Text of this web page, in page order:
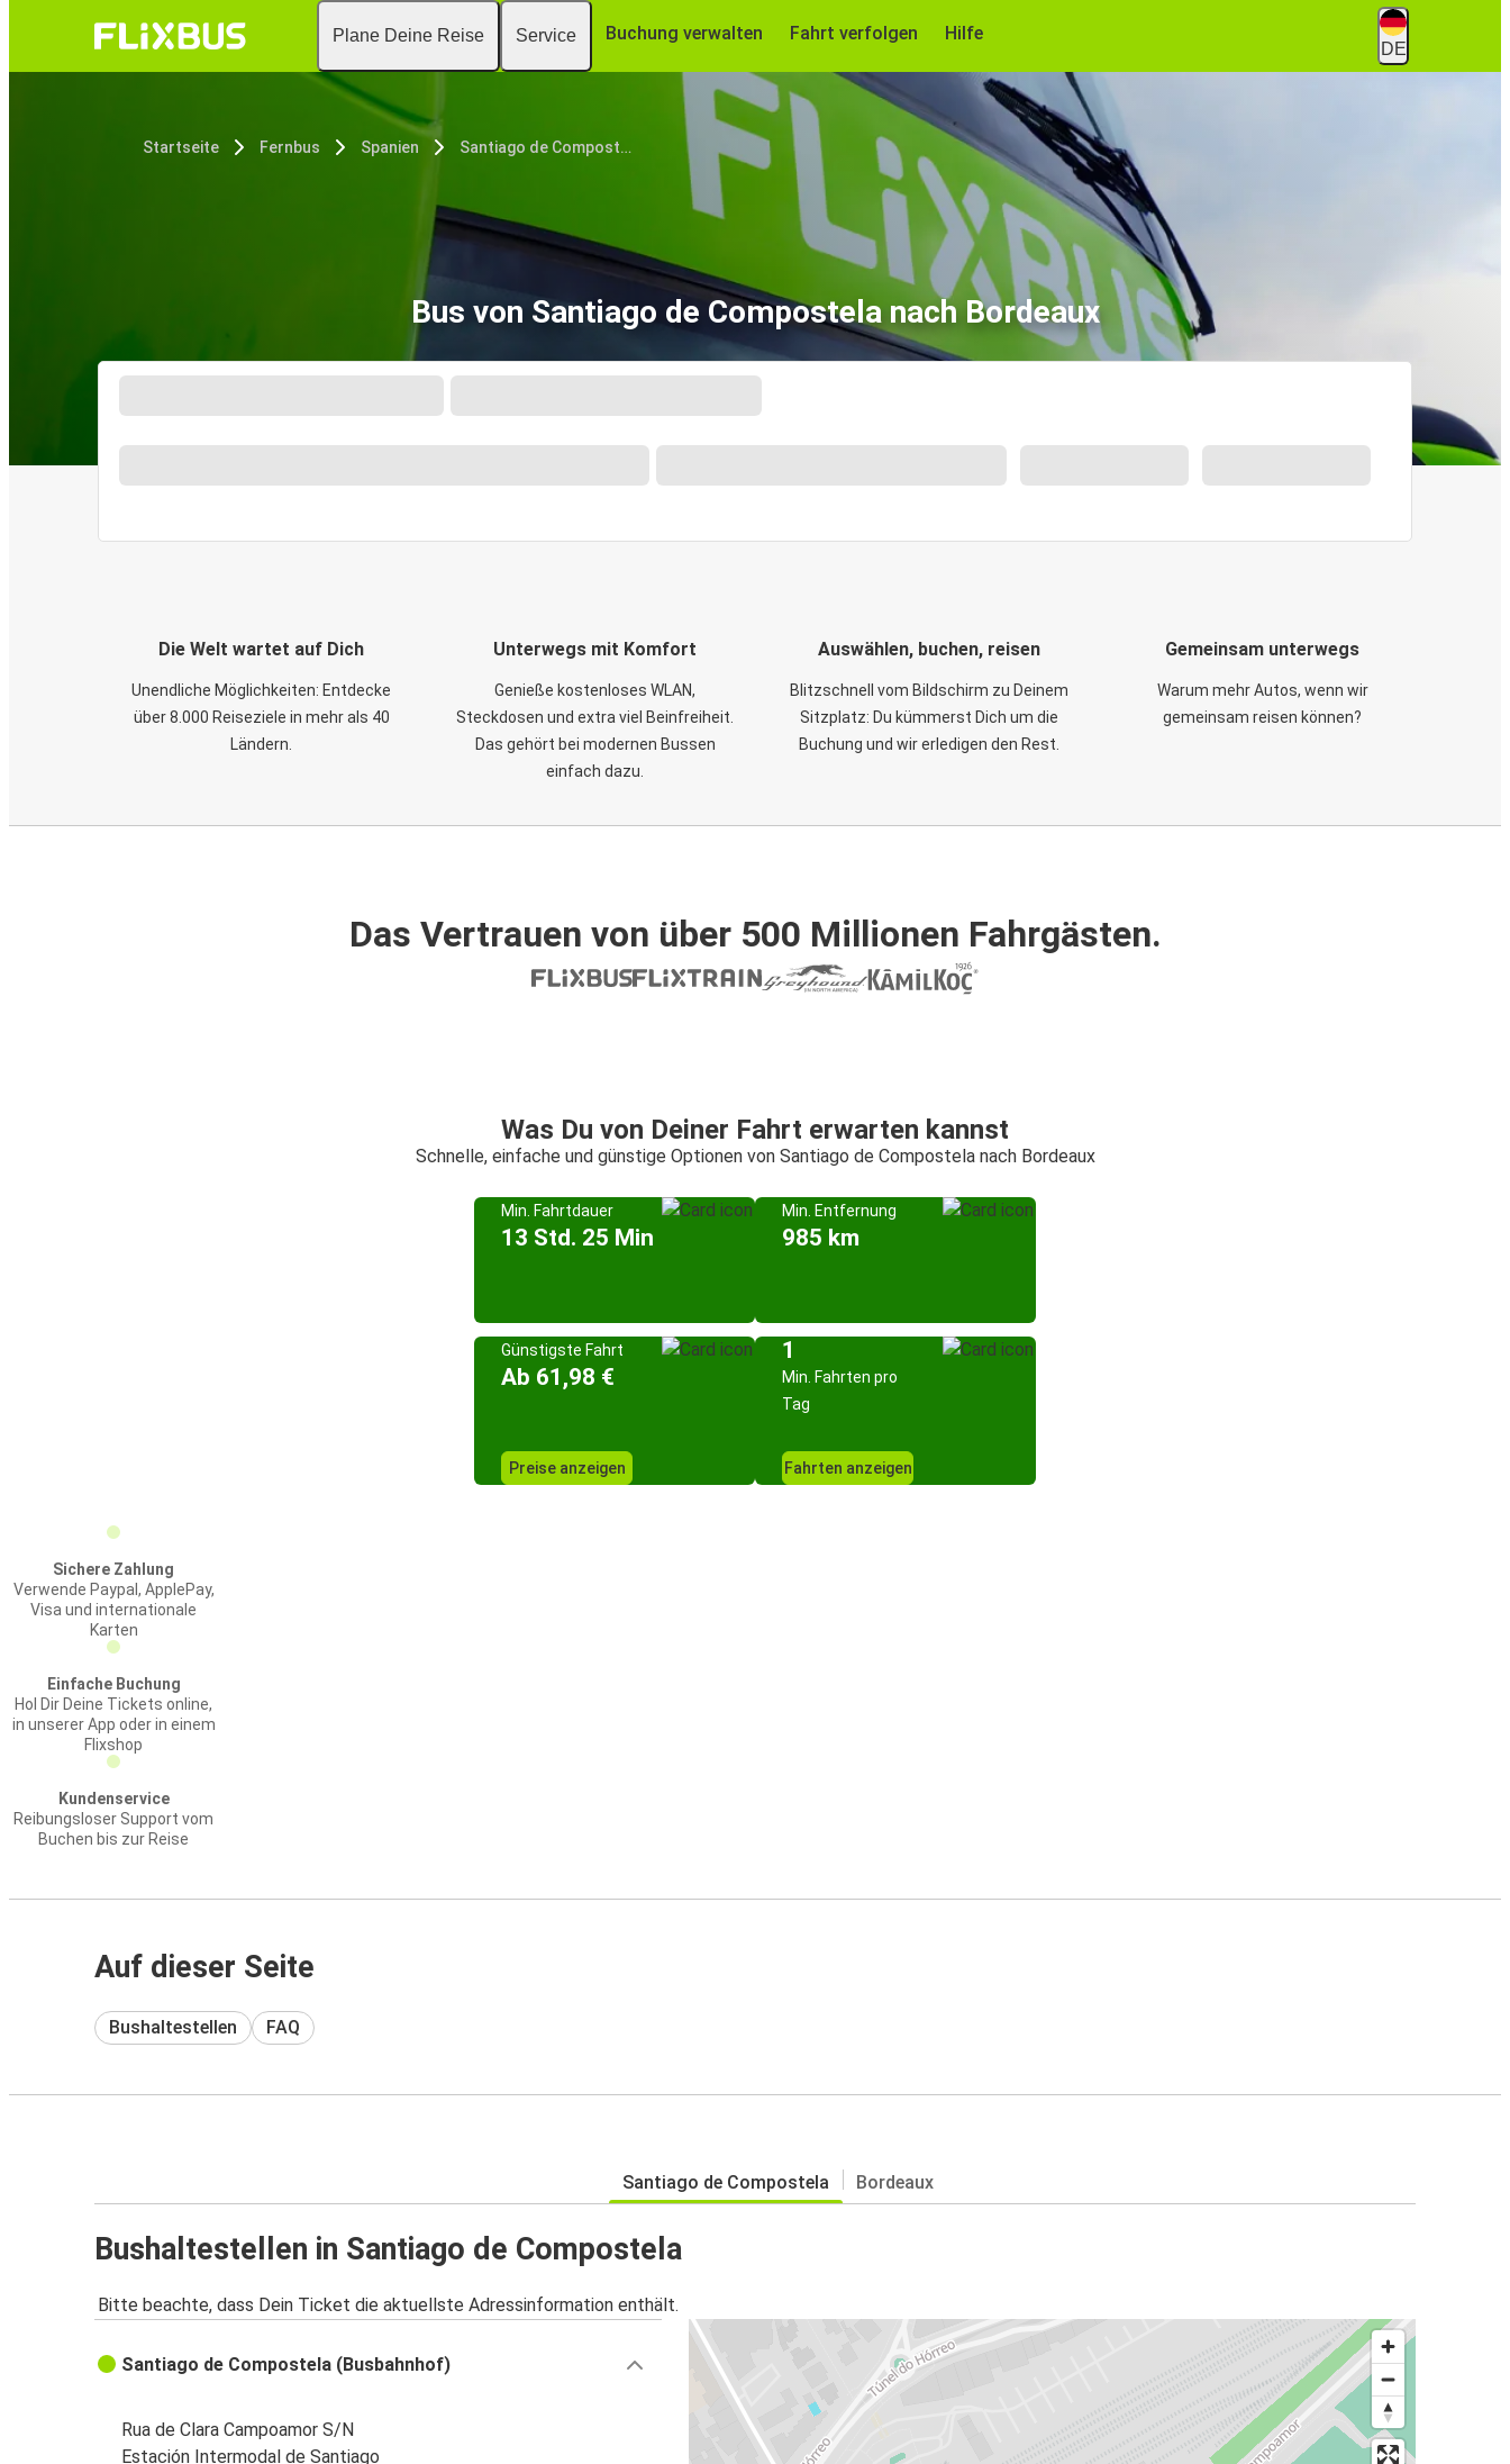
Plane Deine Reise Service Buchung verwalten Fahrt verfolgen Hilfe
DE
Startseite Fernbus Spanien Santiago de Compostela
Bus von Santiago de Compostela nach Bordeaux
Die Welt wartet auf Dich
Unendliche Möglichkeiten: Entdecke
über 8.000 Reiseziele in mehr als 40
Ländern.
Unterwegs mit Komfort
Genieße kostenloses WLAN,
Steckdosen und extra viel Beinfreiheit.
Das gehört bei modernen Bussen
einfach dazu.
Auswählen, buchen, reisen
Blitzschnell vom Bildschirm zu Deinem
Sitzplatz: Du kümmerst Dich um die
Buchung und wir erledigen den Rest.
Gemeinsam unterwegs
Warum mehr Autos, wenn wir
gemeinsam reisen können?
Das Vertrauen von über 500 Millionen Fahrgästen.
Was Du von Deiner Fahrt erwarten kannst
Schnelle, einfache und günstige Optionen von Santiago de Compostela nach Bordeaux
Min. Fahrtdauer
13 Std. 25 Min
Min. Entfernung
985 km
Günstigste Fahrt
Ab 61,98 €
Preise anzeigen
1
Min. Fahrten pro
Tag
Fahrten anzeigen
Sichere Zahlung
Verwende Paypal, ApplePay,
Visa und internationale
Karten
Einfache Buchung
Hol Dir Deine Tickets online,
in unserer App oder in einem
Flixshop
Kundenservice
Reibungsloser Support vom
Buchen bis zur Reise
Auf dieser Seite
Bushaltestellen FAQ
Santiago de Compostela Bordeaux
Bushaltestellen in Santiago de Compostela
Bitte beachte, dass Dein Ticket die aktuellste Adressinformation enthält.
Santiago de Compostela (Busbahnhof)
Rua de Clara Campoamor S/N
Estación Intermodal de Santiago